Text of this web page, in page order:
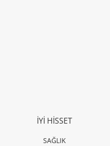
İYİ HİSSET
SAĞLIK